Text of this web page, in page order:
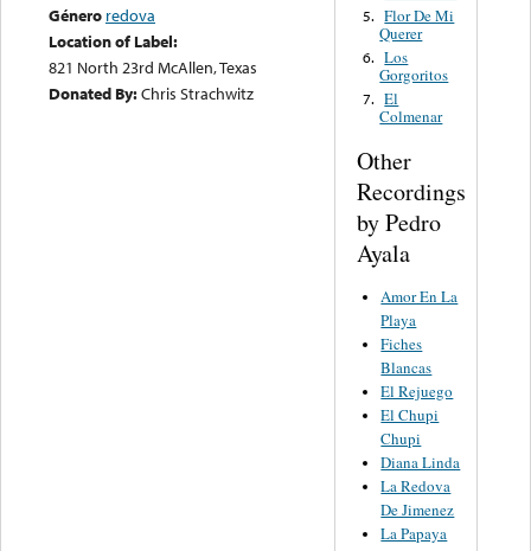
Género redova
Location of Label:
821 North 23rd McAllen, Texas
Donated By:Chris Strachwitz
5. Flor De Mi
Querer
6. Los
Gorgoritos
7. El
Colmenar
Other
Recordings
by Pedro
Ayala
Amor En La
Playa
Fiches
Blancas
El Rejuego
El Chupi
Chupi
Diana Linda
La Redova
De Jimenez
La Papaya